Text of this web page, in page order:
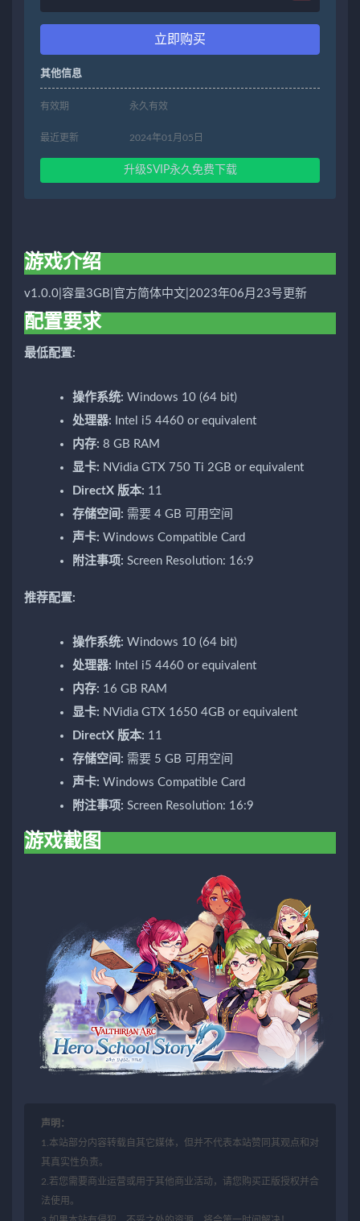
立即购买
其他信息
有效期 永久有效
最近更新 2024年01月05日
升级SVIP永久免费下载
游戏介绍
v1.0.0|容量3GB|官方简体中文|2023年06月23号更新
配置要求
最低配置:
操作系统: Windows 10 (64 bit)
处理器: Intel i5 4460 or equivalent
内存: 8 GB RAM
显卡: NVidia GTX 750 Ti 2GB or equivalent
DirectX 版本: 11
存储空间: 需要 4 GB 可用空间
声卡: Windows Compatible Card
附注事项: Screen Resolution: 16:9
推荐配置:
操作系统: Windows 10 (64 bit)
处理器: Intel i5 4460 or equivalent
内存: 16 GB RAM
显卡: NVidia GTX 1650 4GB or equivalent
DirectX 版本: 11
存储空间: 需要 5 GB 可用空间
声卡: Windows Compatible Card
附注事项: Screen Resolution: 16:9
游戏截图
声明：
1.本站部分内容转载自其它媒体，但并不代表本站赞同其观点和对
其真实性负责。
2.若您需要商业运营或用于其他商业活动，请您购买正版授权并合
法使用。